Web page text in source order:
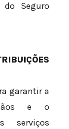
do Seguro
garantir a
e o
serviços